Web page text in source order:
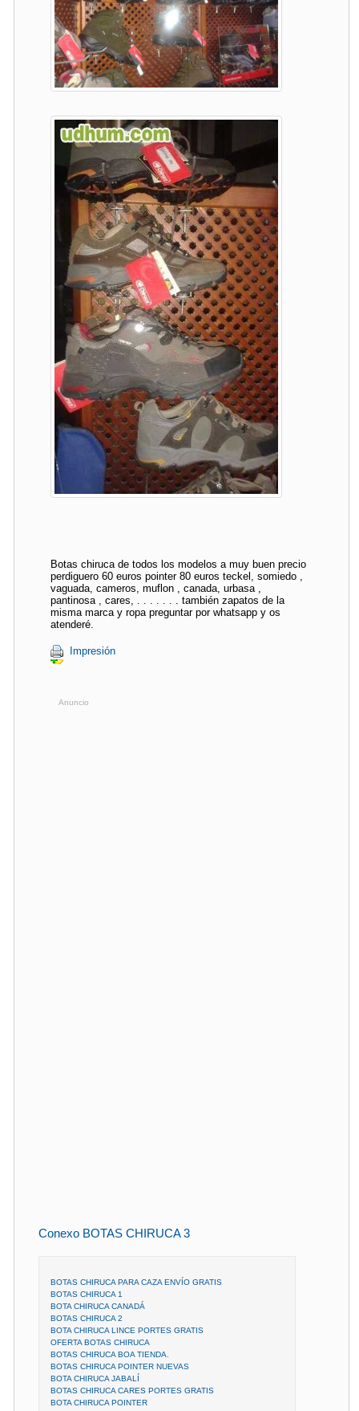
Botas chiruca de todos los modelos a muy buen precio
perdiguero 60 euros pointer 80 euros teckel, somiedo ,
vaguada, cameros, muflon , canada, urbasa ,
pantinosa , cares, . . . . . . . también zapatos de la
misma marca y ropa preguntar por whatsapp y os
atenderé.
Impresión
Anuncio
Conexo BOTAS CHIRUCA 3
BOTAS CHIRUCA PARA CAZA ENVÍO GRATIS
BOTAS CHIRUCA 1
BOTA CHIRUCA CANADÁ
BOTAS CHIRUCA 2
BOTA CHIRUCA LINCE PORTES GRATIS
OFERTA BOTAS CHIRUCA
BOTAS CHIRUCA BOA TIENDA.
BOTAS CHIRUCA POINTER NUEVAS
BOTA CHIRUCA JABALÍ
BOTAS CHIRUCA CARES PORTES GRATIS
BOTA CHIRUCA POINTER